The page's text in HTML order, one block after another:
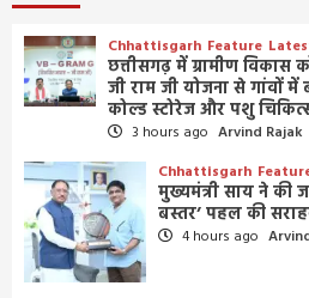
Chhattisgarh Feature
छत्तीसगढ़ में ग्रामीण विकास
जी राम जी योजना से गांवों
कोल्ड स्टोरेज और पशु
3 hours ago Arvind Rajak
Chhattisgarh
मुख्यमंत्री साय ने की
बस्तर’ पहल की
4 hours ago